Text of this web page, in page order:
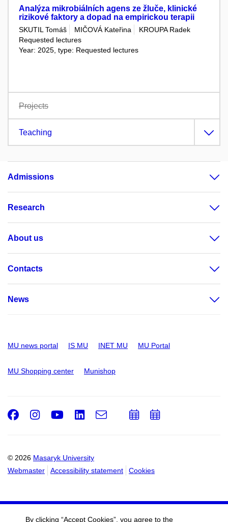
Analýza mikrobiálních agens ze žluče, klinické
rizikové faktory a dopad na empirickou terapii
SKUTIL Tomáš MIČOVÁ Kateřina
KROUPA Radek
Requested lectures
Year: 2025, type: Requested lectures
Projects
Teaching
Admissions
Research
About us
Contacts
News
MU news portal IS MU INET MU MU Portal
MU Shopping center Munishop
© 2026 Masaryk University
Webmaster
Accessibility statement Cookies
Facebook
Instagram
Youtube
LinkedIn
e-
AddAdd
By clicking “Accept Cookies”, you agree to the